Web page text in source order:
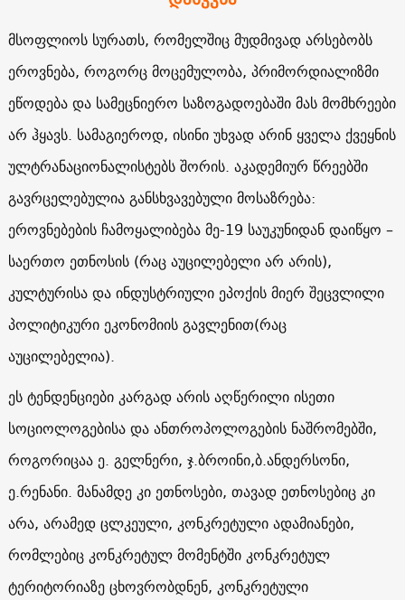
მსოფლიოს სურათს, რომელშიც მუდმივად არსებობს
ეროვნება, როგორც მოცემულობა, პრიმორდიალიზმი
ეწოდება და სამეცნიერო საზოგადოებაში მას მომხრეები
არ ჰყავს. სამაგიეროდ, ისინი უხვად არინ ყველა ქვეყნის
ულტრანაციონალისტებს შორის. აკადემიურ წრეებში
გავრცელებულია განსხვავებული მოსაზრება:
ეროვნებების ჩამოყალიბება მე-19 საუკუნიდან დაიწყო –
საერთო ეთნოსის (რაც აუცილებელი არ არის),
კულტურისა და ინდუსტრიული ეპოქის მიერ შეცვლილი
პოლიტიკური ეკონომიის გავლენით(რაც
აუცილებელია).
ეს ტენდენციები კარგად არის აღწერილი ისეთი
სოციოლოგებისა და ანთროპოლოგების ნაშრომებში,
როგორიცაა ე. გელნერი, ჯ.ბროინი,ბ.ანდერსონი,
ე.რენანი. მანამდე კი ეთნოსები, თავად ეთნოსებიც კი
არა, არამედ ცლკეული, კონკრეტული ადამიანები,
რომლებიც კონკრეტულ მომენტში კონკრეტულ
ტერიტორიაზე ცხოვრობდნენ, კონკრეტული